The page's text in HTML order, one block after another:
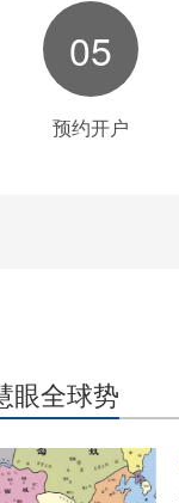
05
预约开户
眼全球势